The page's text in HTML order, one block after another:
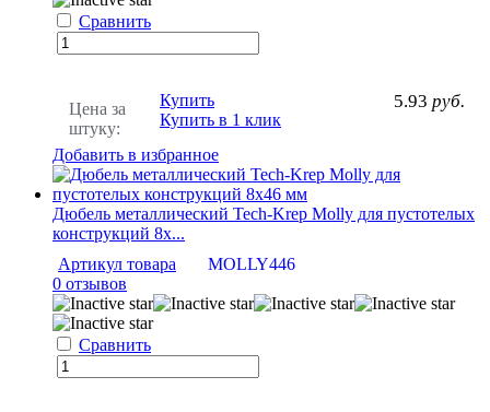
Сравнить
Цена за
штуку:
5.93 руб.
Купить
Купить в 1 клик
Добавить в избранное
Дюбель металлический Tech-Krep Molly для пустотелых
конструкций 8х...
Артикул товара
MOLLY446
0 отзывов
Сравнить